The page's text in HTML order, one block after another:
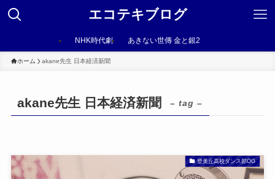
エコテキブログ
NHK時代劇 あきない世傳 金と銀2
ホーム akane先生 日本経済新聞
akane先生 日本経済新聞 – tag –
登美丘高校ダンス部OG